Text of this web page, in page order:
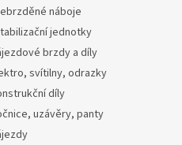
náboje
jednotky
brzdy a díly
svítilny, odrazky
díly
uzávěry, panty